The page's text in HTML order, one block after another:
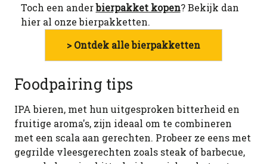
Toch een anderbierpakket kopen? Bekijk dan
hier al onze bierpakketten.
> Ontdek alle bierpakketten
Foodpairing tips
IPA bieren, met hun uitgesproken bitterheid en
fruitige aroma's, zijn ideaal om te combineren
met een scala aan gerechten. Probeer ze eens met
gegrilde vleesgerechten zoals steak of barbecue,